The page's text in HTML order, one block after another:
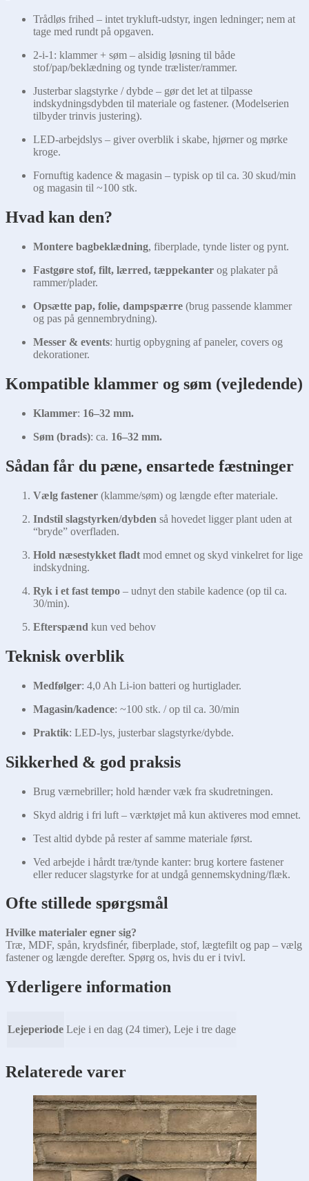
Trådløs frihed – intet trykluft-udstyr, ingen ledninger; nem at
tage med rundt på opgaven.
2-i-1: klammer + søm – alsidig løsning til både
stof/pap/beklædning og tynde trælister/rammer.
Justerbar slagstyrke / dybde – gør det let at tilpasse
indskydningsdybden til materiale og fastener. (Modelserien
tilbyder trinvis justering).
LED-arbejdslys – giver overblik i skabe, hjørner og mørke
kroge.
Fornuftig kadence & magasin – typisk op til ca. 30 skud/min
og magasin til ~100 stk.
Hvad kan den?
Montere bagbeklædning, fiberplade, tynde lister og pynt.
Fastgøre stof, filt, lærred, tæppekanter og plakater på
rammer/plader.
Opsætte pap, folie, dampspærre (brug passende klammer
og pas på gennembrydning).
Messer & events: hurtig opbygning af paneler, covers og
dekorationer.
Kompatible klammer og søm (vejledende)
Klammer: 16–32 mm.
Søm (brads): ca. 16–32 mm.
Sådan får du pæne, ensartede fæstninger
Vælg fastener (klamme/søm) og længde efter materiale.
Indstil slagstyrken/dybden så hovedet ligger plant uden at
“bryde” overfladen.
Hold næsestykket fladt mod emnet og skyd vinkelret for lige
indskydning.
Ryk i et fast tempo – udnyt den stabile kadence (op til ca.
30/min).
Efterspænd kun ved behov
Teknisk overblik
Medfølger: 4,0 Ah Li-ion batteri og hurtiglader.
Magasin/kadence: ~100 stk. / op til ca. 30/min
Praktik: LED-lys, justerbar slagstyrke/dybde.
Sikkerhed & god praksis
Brug værnebriller; hold hænder væk fra skudretningen.
Skyd aldrig i fri luft – værktøjet må kun aktiveres mod emnet.
Test altid dybde på rester af samme materiale først.
Ved arbejde i hårdt træ/tynde kanter: brug kortere fastener
eller reducer slagstyrke for at undgå gennemskydning/flæk.
Ofte stillede spørgsmål
Hvilke materialer egner sig?
Træ, MDF, spån, krydsfinér, fiberplade, stof, lægtefilt og pap – vælg
fastener og længde derefter. Spørg os, hvis du er i tvivl.
Yderligere information
Lejeperiode Leje i en dag (24 timer), Leje i tre dage
Relaterede varer